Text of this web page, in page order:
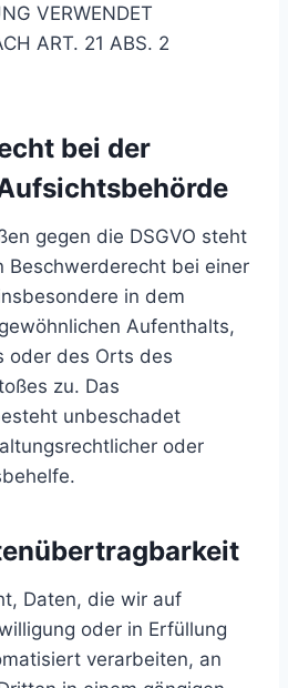
VERWENDET
ART. 21 ABS. 2
bei der
gegen die DSGVO steht
Beschwerderecht bei einer
in dem
Aufenthalts,
oder des Orts des
zu. Das
unbeschadet
oder
Daten, die wir auf
oder in Erfüllung
verarbeiten, an